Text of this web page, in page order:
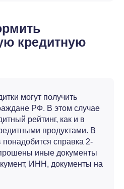
кредитную
могут получить
РФ. В этом случае
рейтинг, как и в
продуктами. В
справка 2-
иные документы
ИНН, документы на